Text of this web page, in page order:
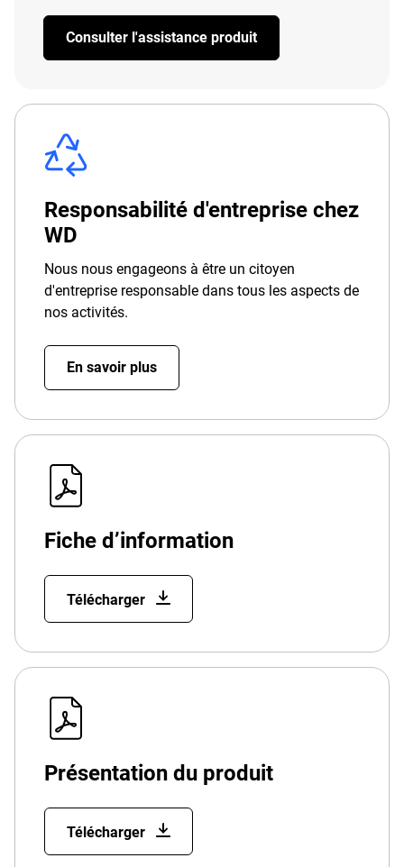
Consulter l'assistance produit
Responsabilité d'entreprise chez
WD
Nous nous engageons à être un citoyen
d'entreprise responsable dans tous les aspects de
nos activités.
En savoir plus
Fiche d’information
Télécharger
Présentation du produit
Télécharger